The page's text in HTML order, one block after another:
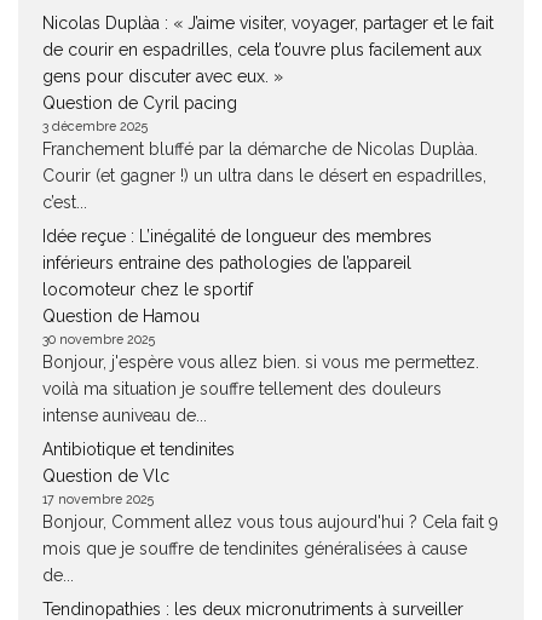
Nicolas Duplàa : « J’aime visiter, voyager, partager et le fait
de courir en espadrilles, cela t’ouvre plus facilement aux
gens pour discuter avec eux. »
Question de Cyril pacing
3 décembre 2025
Franchement bluffé par la démarche de Nicolas Duplàa.
Courir (et gagner !) un ultra dans le désert en espadrilles,
c’est...
Idée reçue : L’inégalité de longueur des membres
inférieurs entraine des pathologies de l’appareil
locomoteur chez le sportif
Question de Hamou
30 novembre 2025
Bonjour, j'espère vous allez bien. si vous me permettez.
voilà ma situation je souffre tellement des douleurs
intense auniveau de...
Antibiotique et tendinites
Question de Vlc
17 novembre 2025
Bonjour, Comment allez vous tous aujourd'hui ? Cela fait 9
mois que je souffre de tendinites généralisées à cause
de...
Tendinopathies : les deux micronutriments à surveiller